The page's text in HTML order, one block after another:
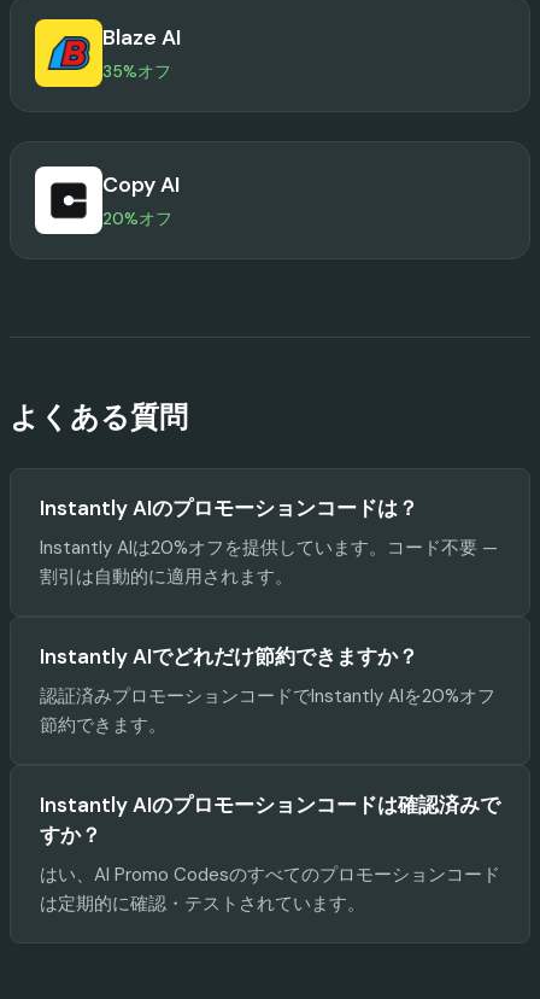
Blaze AI
35%オフ
Copy AI
20%オフ
よくある質問
Instantly AIのプロモーションコードは？
Instantly AIは20%オフを提供しています。コード不要 —
割引は自動的に適用されます。
Instantly AIでどれだけ節約できますか？
認証済みプロモーションコードでInstantly AIを20%オフ
節約できます。
Instantly AIのプロモーションコードは確認済みで
すか？
はい、AI Promo Codesのすべてのプロモーションコード
は定期的に確認・テストされています。